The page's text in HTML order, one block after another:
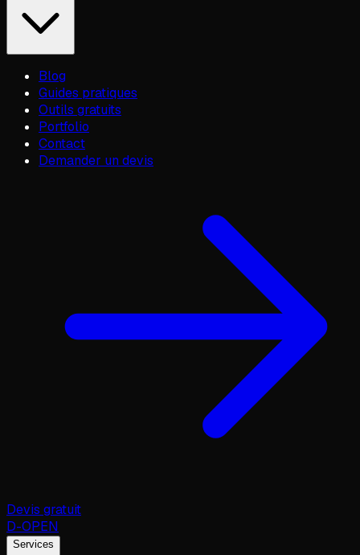
Blog
Guides pratiques
Outils gratuits
Portfolio
Contact
Demander un devis
Devis gratuit
D-OPEN
Services